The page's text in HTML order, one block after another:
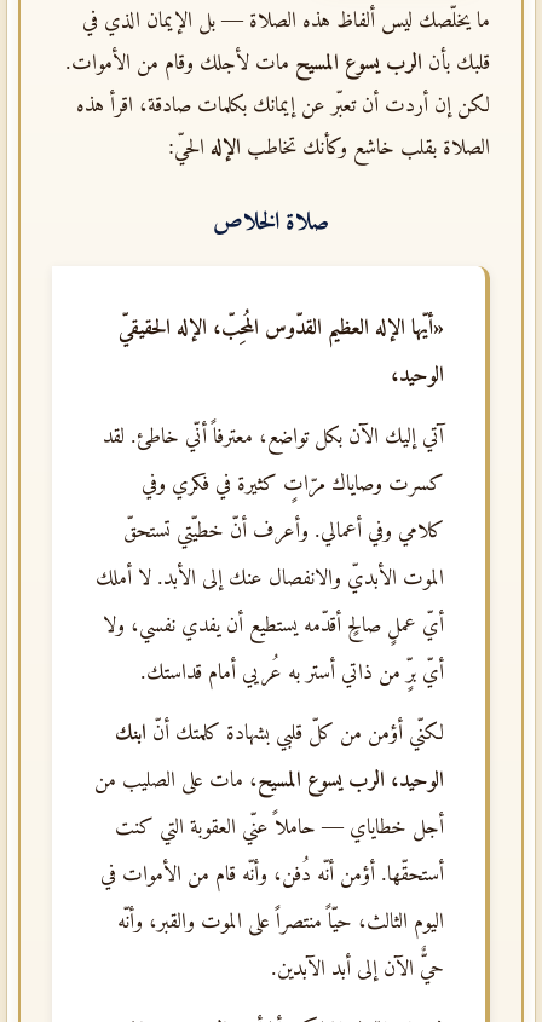
ما يخلّصك ليس ألفاظ هذه الصلاة — بل الإيمان الذي في
قلبك بأن الرب يسوع المسيح مات لأجلك وقام من الأموات.
لكن إن أردت أن تعبّر عن إيمانك بكلمات صادقة، اقرأ هذه
الصلاة بقلب خاشع وكأنك تخاطب الإله الحيّ:
صلاة الخلاص
«أيّها الإله العظيم القدّوس المُحِبّ، الإله الحقيقيّ
الوحيد،
آتي إليك الآن بكل تواضع، معترفاً أنّي خاطئ. لقد
كسرت وصاياك مرّاتٍ كثيرة في فكري وفي
كلامي وفي أعمالي. وأعرف أنّ خطيّتي تستحقّ
الموت الأبديّ والانفصال عنك إلى الأبد. لا أملك
أيّ عملٍ صالحٍ أقدّمه يستطيع أن يفدي نفسي، ولا
أيّ برٍّ من ذاتي أستر به عُريي أمام قداستك.
لكنّي أؤمن من كلّ قلبي بشهادة كلمتك أنّ ابنك
الوحيد، الرب يسوع المسيح، مات على الصليب من
أجل خطاياي — حاملاً عنّي العقوبة التي كنت
أستحقّها. أؤمن أنّه دُفن، وأنّه قام من الأموات في
اليوم الثالث، حيّاً منتصراً على الموت والقبر، وأنّه
حيٌّ الآن إلى أبد الآبدين.